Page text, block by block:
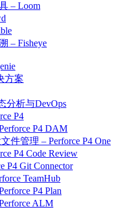
– Loom
– Fisheye
方案
分析与DevOps
P4
P4 DAM
件管理 – Perforce P4 One
P4 Code Review
P4 Git Connector
TeamHub
P4 Plan
ALM